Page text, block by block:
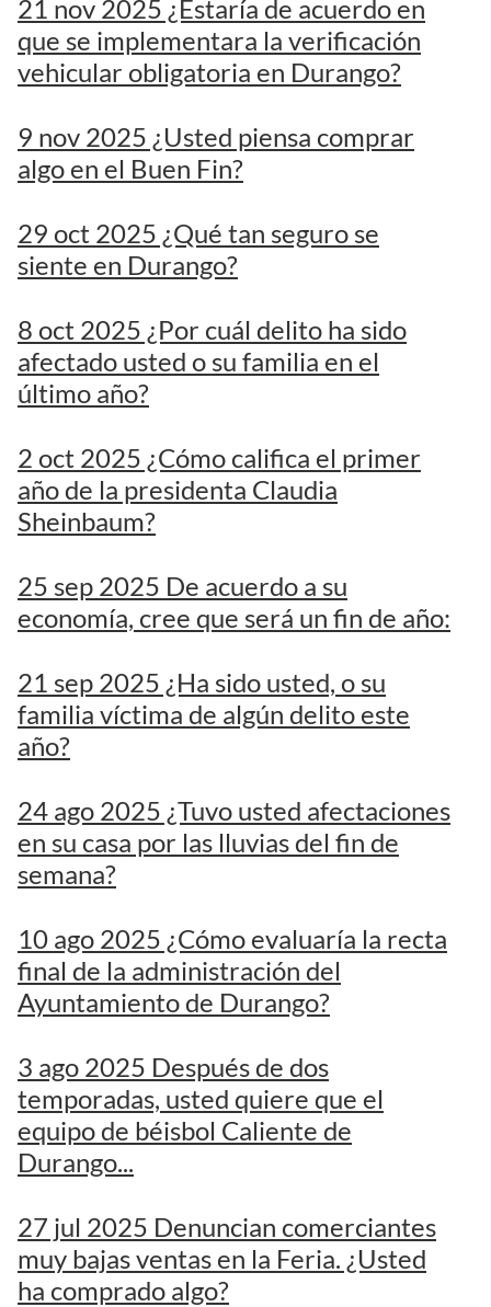
21 nov 2025 ¿Estaría de acuerdo en
que se implementara la verificación
vehicular obligatoria en Durango?
9 nov 2025 ¿Usted piensa comprar
algo en el Buen Fin?
29 oct 2025 ¿Qué tan seguro se
siente en Durango?
8 oct 2025 ¿Por cuál delito ha sido
afectado usted o su familia en el
último año?
2 oct 2025 ¿Cómo califica el primer
año de la presidenta Claudia
Sheinbaum?
25 sep 2025 De acuerdo a su
economía, cree que será un fin de año:
21 sep 2025 ¿Ha sido usted, o su
familia víctima de algún delito este
año?
24 ago 2025 ¿Tuvo usted afectaciones
en su casa por las lluvias del fin de
semana?
10 ago 2025 ¿Cómo evaluaría la recta
final de la administración del
Ayuntamiento de Durango?
3 ago 2025 Después de dos
temporadas, usted quiere que el
equipo de béisbol Caliente de
Durango...
27 jul 2025 Denuncian comerciantes
muy bajas ventas en la Feria. ¿Usted
ha comprado algo?